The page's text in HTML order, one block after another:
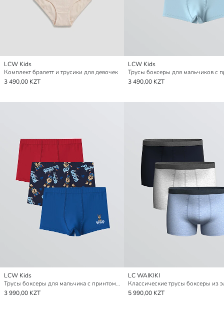
LCW Kids
Комплект бралетт и трусики для девочек
3 490,00 KZT
LCW Kids
3 490,00 KZT
LCW Kids
Трусы боксеры для мальчика с принтом "щенячий патруль" - комплект из 3-х штук
3 990,00 KZT
LC WAIKIKI
5 990,00 KZT